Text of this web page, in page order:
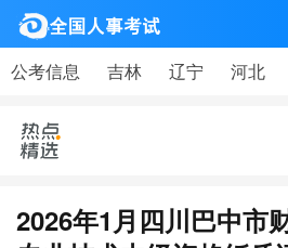
公考信息 吉林 辽宁 河北
2026年1月四川巴中市